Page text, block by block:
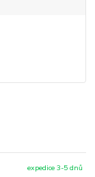
expedice 3-5 dnů